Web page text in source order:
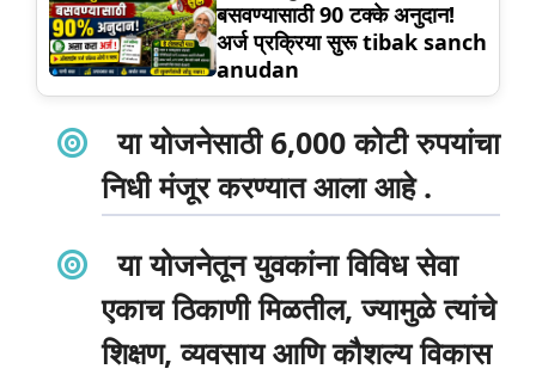
बसवण्यासाठी 90 टक्के अनुदान!
अर्ज प्रक्रिया सुरू tibak sanch
anudan
या योजनेसाठी 6,000 कोटी रुपयांचा
निधीमंजूर करण्यात आला आहे .
या योजनेतून युवकांना विविध सेवा
एकाच ठिकाणी मिळतील, ज्यामुळे त्यांचे
शिक्षण, व्यवसाय आणि कौशल्य विकास